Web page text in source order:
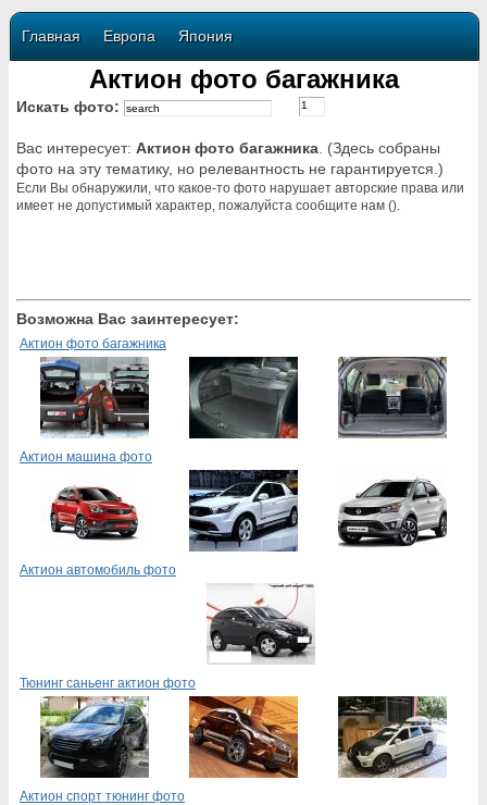
Главная Европа Япония
Актион фото багажника
Искать фото:
Вас интересует: Актион фото багажника . (Здесь собраны
фото на эту тематику, но релевантность не гарантируется.)
Если Вы обнаружили, что какое-то фото нарушает авторские права или
имеет не допустимый характер, пожалуйста сообщите нам ().
Возможна Вас заинтересует:
Актион фото багажника
Актион машина фото
Актион автомобиль фото
Тюнинг саньенг актион фото
Актион спорт тюнинг фото